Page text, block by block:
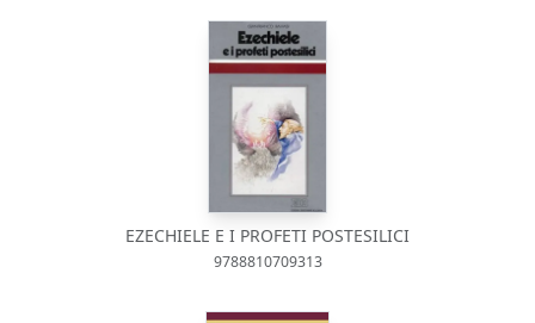
EZECHIELE E I PROFETI POSTESILICI
9788810709313